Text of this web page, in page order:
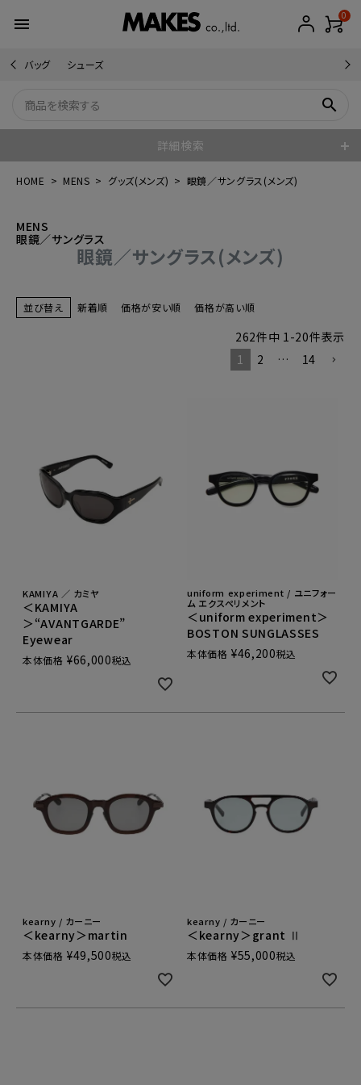
menu 0
バッグ シューズ
search
詳細検索
HOME MENS グッズ(メンズ) 眼鏡／サングラス(メンズ)
MENS
眼鏡／サングラス
眼鏡／サングラス(メンズ)
並び替え 新着順 価格が安い順 価格が高い順
262件中 1-20件表示
1
2 … 14
KAMIYA ／ カミヤ
＜KAMIYA
＞“AVANTGARDE”
Eyewear
本体価格 ¥66,000税込
uniform experiment / ユニフォー
ム エクスペリメント
＜uniform experiment＞
BOSTON SUNGLASSES
本体価格 ¥46,200税込
kearny / カーニー
＜kearny＞martin
本体価格 ¥49,500税込
kearny / カーニー
＜kearny＞grant Ⅱ
本体価格 ¥55,000税込